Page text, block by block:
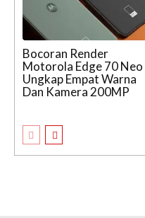
Bocoran Render
Motorola Edge 70 Neo
Ungkap Empat Warna
Dan Kamera 200MP